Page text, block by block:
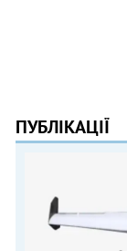
ПУБЛІКАЦІЇ